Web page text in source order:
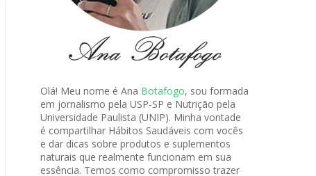
Olá! Meu nome é Ana Botafogo, sou formada
em jornalismo pela USP-SP e Nutrição pela
Universidade Paulista (UNIP). Minha vontade
é compartilhar Hábitos Saudáveis com vocês
e dar dicas sobre produtos e suplementos
naturais que realmente funcionam em sua
essência. Temos como compromisso trazer